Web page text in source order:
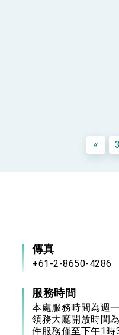
«
傳真
+61-2-8650-4286
服務時間
本處服務時間為週
領務大廳開放時間
件服務僅至下午1